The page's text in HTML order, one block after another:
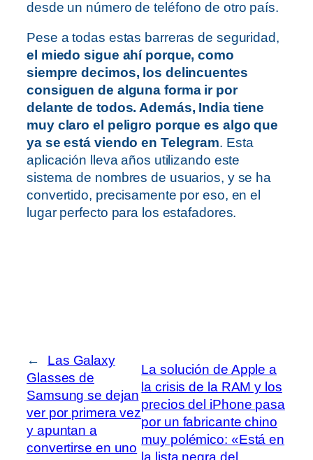
desde un número de teléfono de otro país.
Pese a todas estas barreras de seguridad,
el miedo sigue ahí porque, como
siempre decimos, los delincuentes
consiguen de alguna forma ir por
delante de todos. Además, India tiene
muy claro el peligro porque es algo que
ya se está viendo en Telegram. Esta
aplicación lleva años utilizando este
sistema de nombres de usuarios, y se ha
convertido, precisamente por eso, en el
lugar perfecto para los estafadores.
←
Las Galaxy
Glasses de
Samsung se dejan
ver por primera vez
y apuntan a
convertirse en uno
La solución de Apple a
la crisis de la RAM y los
precios del iPhone pasa
por un fabricante chino
muy polémico: «Está en
la lista negra del